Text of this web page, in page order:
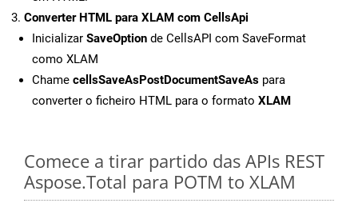
Converter HTML para XLAM com CellsApi
Inicializar SaveOption de CellsAPI com SaveFormat
como XLAM
Chame cellsSaveAsPostDocumentSaveAs para
converter o ficheiro HTML para o formato XLAM
Comece a tirar partido das APIs REST
Aspose.Total para POTM to XLAM